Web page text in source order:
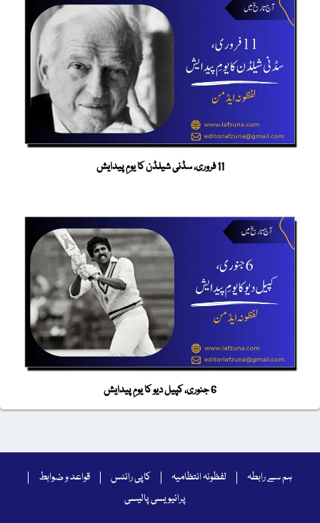
11 فروری، سڈنی شیلڈن کا یومِ پیدایش
6 جنوری، کپیل دیو کا یومِ پیدایش
ہم سے رابطہ لفظونہ انتظامیہ کاپی رائٹس
قواعد و ضوابط
پرائیویسی پالیسی